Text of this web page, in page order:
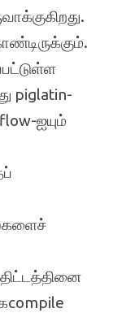
piglatin-
ஐயும்